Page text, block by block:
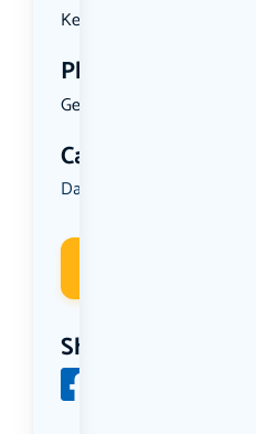
Kerkplein ...
Plekken
Geen limiet
Categorie
Dansen
Share